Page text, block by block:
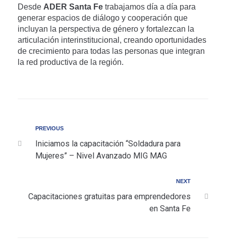
Desde ADER Santa Fe trabajamos día a día para
generar espacios de diálogo y cooperación que
incluyan la perspectiva de género y fortalezcan la
articulación interinstitucional, creando oportunidades
de crecimiento para todas las personas que integran
la red productiva de la región.
PREVIOUS
Iniciamos la capacitación “Soldadura para
Mujeres” – Nivel Avanzado MIG MAG
NEXT
Capacitaciones gratuitas para emprendedores
en Santa Fe